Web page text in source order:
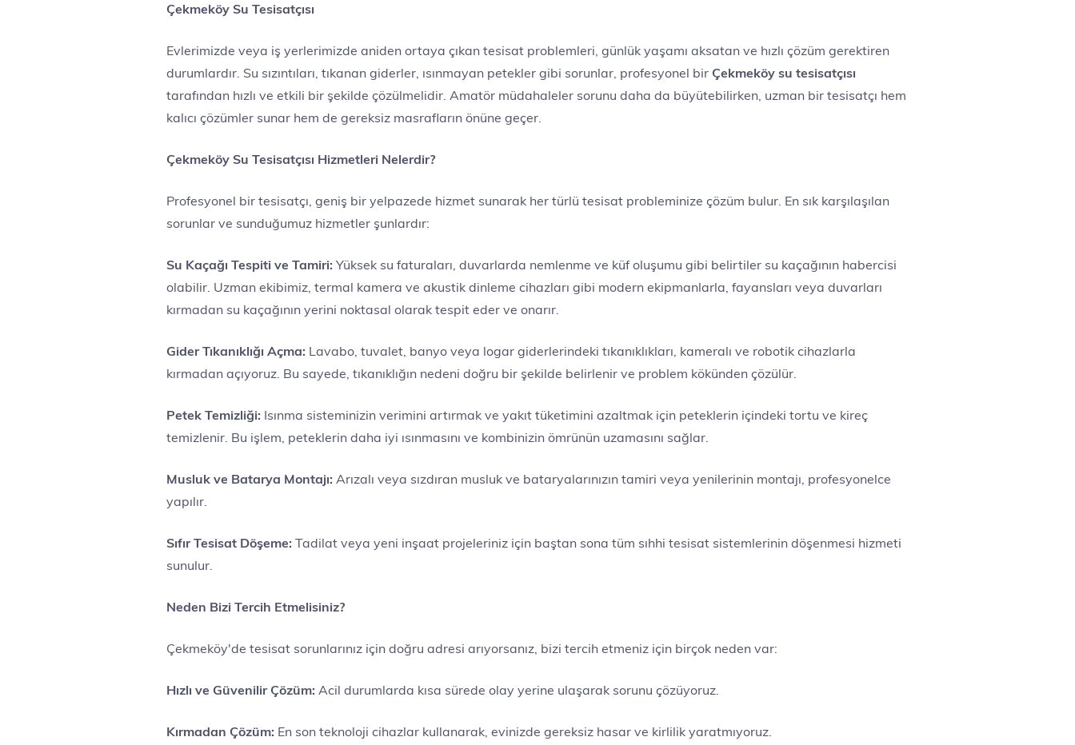
Çekmeköy Su Tesisatçısı
Evlerimizde veya iş yerlerimizde aniden ortaya çıkan tesisat problemleri, günlük yaşamı aksatan ve hızlı çözüm gerektiren
durumlardır. Su sızıntıları, tıkanan giderler, ısınmayan petekler gibi sorunlar, profesyonel bir Çekmeköy su tesisatçısı
tarafından hızlı ve etkili bir şekilde çözülmelidir. Amatör müdahaleler sorunu daha da büyütebilirken, uzman bir tesisatçı hem
kalıcı çözümler sunar hem de gereksiz masrafların önüne geçer.
Çekmeköy Su Tesisatçısı Hizmetleri Nelerdir?
Profesyonel bir tesisatçı, geniş bir yelpazede hizmet sunarak her türlü tesisat probleminize çözüm bulur. En sık karşılaşılan
sorunlar ve sunduğumuz hizmetler şunlardır:
Su Kaçağı Tespiti ve Tamiri: Yüksek su faturaları, duvarlarda nemlenme ve küf oluşumu gibi belirtiler su kaçağının habercisi
olabilir. Uzman ekibimiz, termal kamera ve akustik dinleme cihazları gibi modern ekipmanlarla, fayansları veya duvarları
kırmadan su kaçağının yerini noktasal olarak tespit eder ve onarır.
Gider Tıkanıklığı Açma: Lavabo, tuvalet, banyo veya logar giderlerindeki tıkanıklıkları, kameralı ve robotik cihazlarla
kırmadan açıyoruz. Bu sayede, tıkanıklığın nedeni doğru bir şekilde belirlenir ve problem kökünden çözülür.
Petek Temizliği: Isınma sisteminizin verimini artırmak ve yakıt tüketimini azaltmak için peteklerin içindeki tortu ve kireç
temizlenir. Bu işlem, peteklerin daha iyi ısınmasını ve kombinizin ömrünün uzamasını sağlar.
Musluk ve Batarya Montajı: Arızalı veya sızdıran musluk ve bataryalarınızın tamiri veya yenilerinin montajı, profesyonelce
yapılır.
Sıfır Tesisat Döşeme: Tadilat veya yeni inşaat projeleriniz için baştan sona tüm sıhhi tesisat sistemlerinin döşenmesi hizmeti
sunulur.
Neden Bizi Tercih Etmelisiniz?
Çekmeköy'de tesisat sorunlarınız için doğru adresi arıyorsanız, bizi tercih etmeniz için birçok neden var:
Hızlı ve Güvenilir Çözüm: Acil durumlarda kısa sürede olay yerine ulaşarak sorunu çözüyoruz.
Kırmadan Çözüm: En son teknoloji cihazlar kullanarak, evinizde gereksiz hasar ve kirlilik yaratmıyoruz.